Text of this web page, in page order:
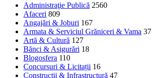
Administraţie Publică 2560
Afaceri 809
Angajări & Joburi 167
Armata & Serviciul Grăniceri & Vama 37
Artă & Cultură 127
Bănci & Asigurări 18
Blogosfera 110
Concursuri & Licitații 16
Construcţii & Infrastructură 47